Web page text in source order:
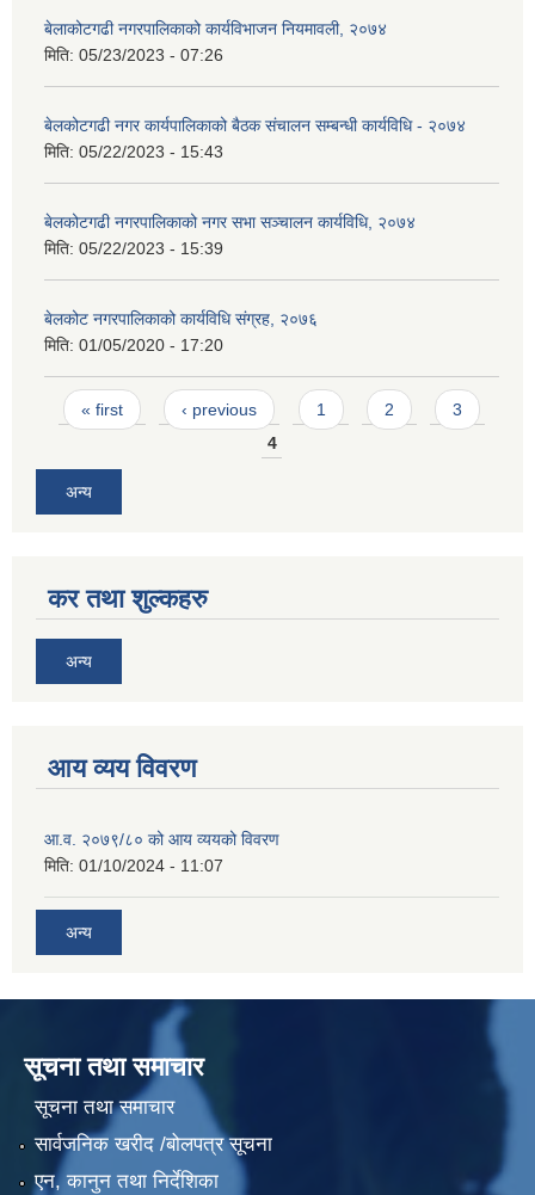
बेलाकोटगढी नगरपालिकाको कार्यविभाजन नियमावली, २०७४
मिति: 05/23/2023 - 07:26
बेलकोटगढी नगर कार्यपालिकाको बैठक संचालन सम्बन्धी कार्यविधि - २०७४
मिति: 05/22/2023 - 15:43
बेलकोटगढी नगरपालिकाको नगर सभा सञ्चालन कार्यविधि, २०७४
मिति: 05/22/2023 - 15:39
बेलकोट नगरपालिकाको कार्यविधि संग्रह, २०७६
मिति: 01/05/2020 - 17:20
Pages
« first ‹ previous 1 2
3
4
अन्य
कर तथा शुल्कहरु
अन्य
आय व्यय विवरण
आ.व. २०७९/८० को आय व्ययको विवरण
मिति: 01/10/2024 - 11:07
अन्य
सूचना तथा समाचार
सूचना तथा समाचार
सार्वजनिक खरीद /बोलपत्र सूचना
एन, कानुन तथा निर्देशिका